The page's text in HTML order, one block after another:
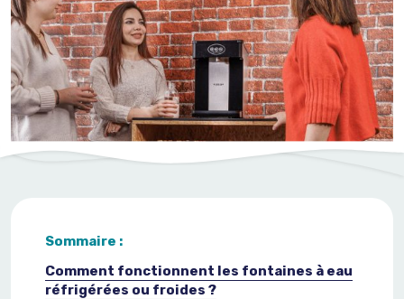
Nos contenants
Nos contenants
Entreprise
Notre équipe
Nos partenaires
Nos clients
Nous rejoindre
Nouscontacter
Sommaire :
Comment fonctionnent les fontaines à eau
réfrigérées ou froides ?